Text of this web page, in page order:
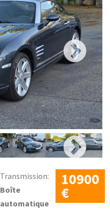
Transmission:
Boîte
automatique
10900
€